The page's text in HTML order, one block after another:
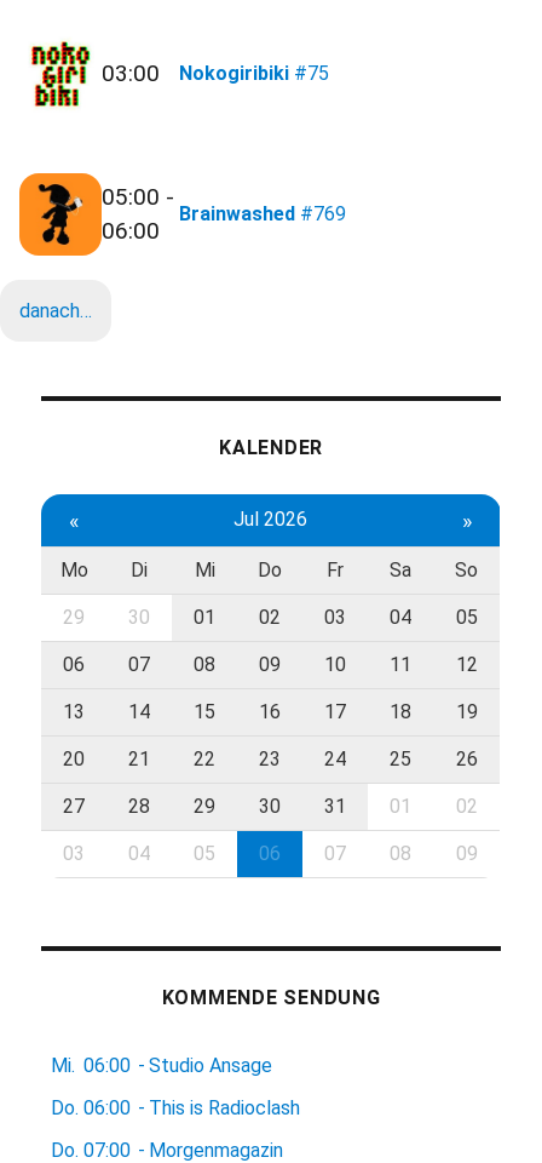
03:00 Nokogiribiki #75
05:00 -
06:00
Brainwashed #769
danach…
KALENDER
« Jul 2026 »
Mo Di Mi Do Fr Sa So
29 30 01 02 03 04 05
06 07 08 09 10 11 12
13 14 15 16 17 18 19
20 21 22 23 24 25 26
27 28 29 30 31 01 02
03 04 05 06 07 08 09
KOMMENDE SENDUNG
Mi. 06:00 - Studio Ansage
Do. 06:00 - This is Radioclash
Do. 07:00 - Morgenmagazin